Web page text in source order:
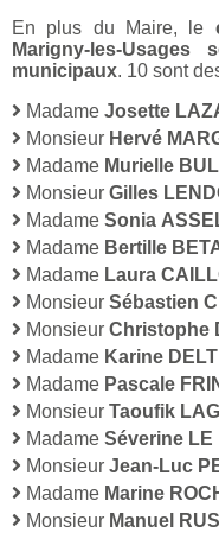
En plus du Maire, le
Marigny-les-
municipaux. 10 sont
Madame Josette
Monsieur Hervé
Madame Murielle
Monsieur Gilles
Madame Sonia
Madame Bertille
Madame Laura
Monsieur Sébastien
Monsieur Christophe
Madame Karine
Madame Pascale
Monsieur Taoufik
Madame Séverine LE
Monsieur Jean-Luc
Madame Marine
Monsieur Manuel